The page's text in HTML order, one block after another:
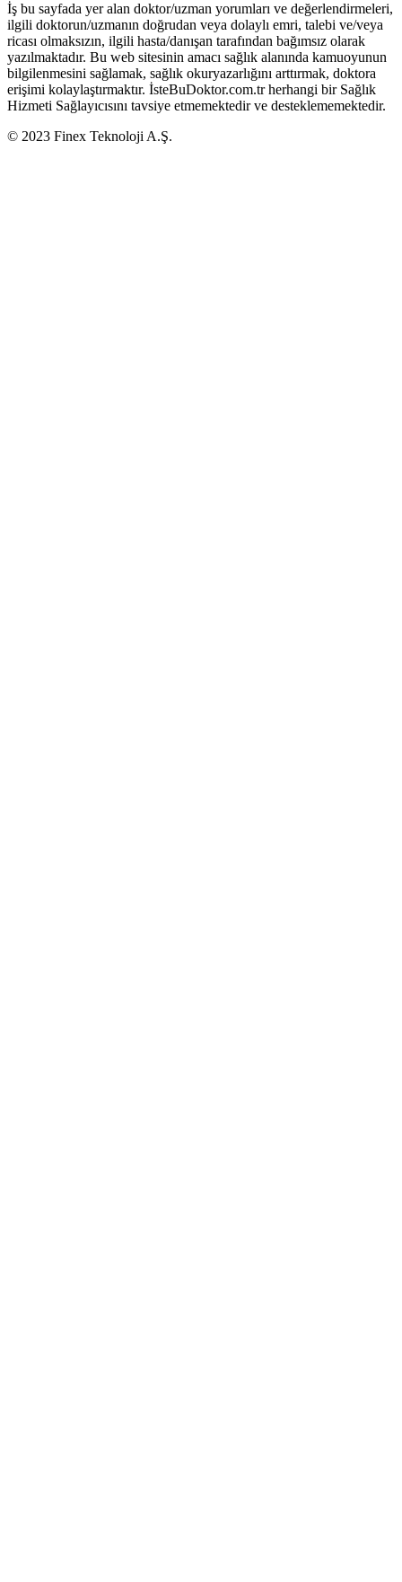
İş bu sayfada yer alan doktor/uzman yorumları ve değerlendirmeleri,
ilgili doktorun/uzmanın doğrudan veya dolaylı emri, talebi ve/veya
ricası olmaksızın, ilgili hasta/danışan tarafından bağımsız olarak
yazılmaktadır. Bu web sitesinin amacı sağlık alanında kamuoyunun
bilgilenmesini sağlamak, sağlık okuryazarlığını arttırmak, doktora
erişimi kolaylaştırmaktır. İsteBuDoktor.com.tr herhangi bir Sağlık
Hizmeti Sağlayıcısını tavsiye etmemektedir ve desteklememektedir.
© 2023 Finex Teknoloji A.Ş.